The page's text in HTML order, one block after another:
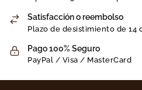
Satisfacción o reembolso
Plazo de desistimiento de 14
Pago 100% Seguro
PayPal / Visa / MasterCard